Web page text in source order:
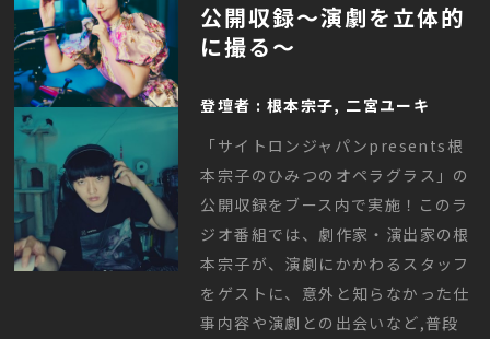
公開収録～演劇を立体的
に撮る～
登壇者 : 根本宗子, 二宮ユーキ
「サイトロンジャパンpresents根
本宗子のひみつのオペラグラス」の
公開収録をブース内で実施！このラ
ジオ番組では、劇作家・演出家の根
本宗子が、演劇にかかわるスタッフ
をゲストに、意外と知らなかった仕
事内容や演劇との出会いなど,普段